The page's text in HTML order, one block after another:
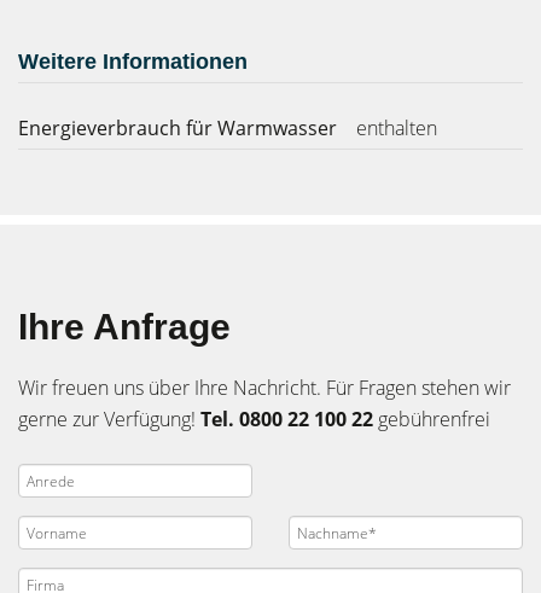
Weitere Informationen
Energieverbrauch für Warmwasser enthalten
Ihre Anfrage
Wir freuen uns über Ihre Nachricht. Für Fragen stehen wir
gerne zur Verfügung! Tel. 0800 22 100 22 gebührenfrei